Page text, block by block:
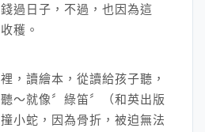
過日子，不過，也因為這
穫。
，讀繪本，從讀給孩子聽，
～就像〞綠笛〞（和英出版
小蛇，因為骨折，被迫無法